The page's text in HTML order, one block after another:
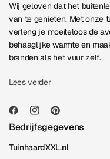
Wij geloven dat het
van te genieten. Met onze
verleng je moeiteloos de
behaaglijke warmte en
branden als het vuur zelf.
Lees verder
Bedrijfsgegevens
TuinhaardXXL.nl